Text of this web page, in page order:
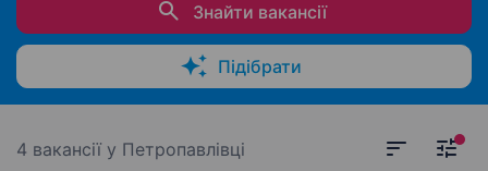
Знайти вакансії
Підібрати
4 вакансії у Петропавлівці